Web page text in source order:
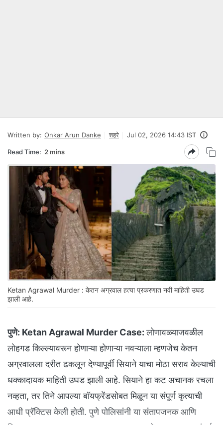
Written by: Onkar Arun Danke शहरे Jul 02, 2026 14:43 IST
Read Time: 2 mins
Ketan Agrawal Murder : केतन अग्रवाल हत्या प्रकरणात नवी माहिती उघड
झाली आहे.
पुणे: Ketan Agrawal Murder Case:लोणावळ्याजवळील
लोहगड किल्ल्यावरून होणाऱ्या होणाऱ्या नवऱ्याला म्हणजेच केतन
अग्रवालला दरीत ढकलून देण्यापूर्वी सियाने याचा मोठा सराव केल्याची
धक्कादायक माहिती उघड झाली आहे. सियाने हा कट अचानक रचला
नव्हता, तर तिने आपल्या बॉयफ्रेंडसोबत मिळून या संपूर्ण कृत्याची
आधी प्रॅक्टिस केली होती. पुणे पोलिसांनी या संतापजनक आणि